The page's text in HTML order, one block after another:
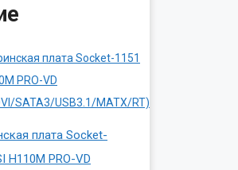
плата Socket-
H110M PRO-VD